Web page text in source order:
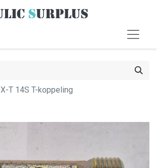
X-T 14S T-koppeling